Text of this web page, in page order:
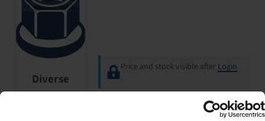
Diverse
Price and stock visible after Login
.